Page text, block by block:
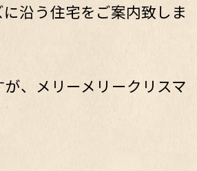
沿う住宅をご案内致しま
、メリーメリークリスマ